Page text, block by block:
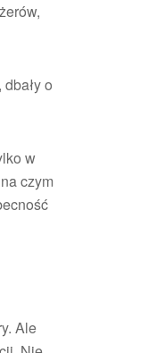
o
w
czym
Ale